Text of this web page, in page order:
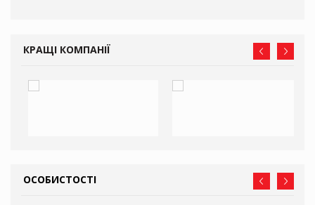
КРАЩІ КОМПАНІЇ
ОСОБИСТОСТІ